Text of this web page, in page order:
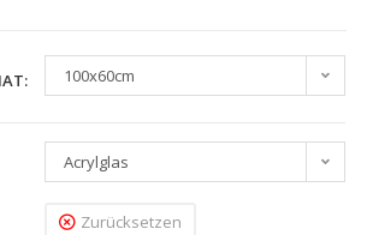
100x60cm
Acrylglas
Zurücksetzen